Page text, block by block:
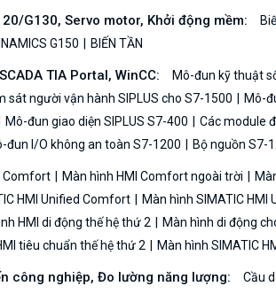
G130, Servo motor, Khởi động mềm:
G150 BIẾN TẦN
TIA Portal, WinCC: Mô-đun kỹ thuật
sát người vận hành SIPLUS cho S7-1500 Mô-
Mô-đun giao diện SIPLUS S7-400 Các module
đun I/O không an toàn S7-1200 Bộ nguồn S7-
Comfort Màn hình HMI Comfort ngoài trời
HMI Unified Comfort Màn hình SIMATIC
HMI di động thế hệ thứ 2 Màn hình di động
tiêu chuẩn thế hệ thứ 2 Màn hình SIMATIC
công nghiệp, Đo lường năng lượng: Cầu